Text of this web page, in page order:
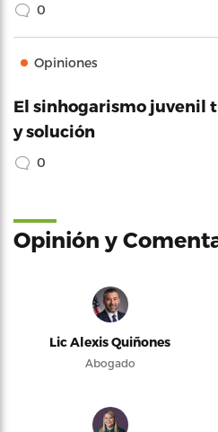
0
Opiniones
El sinhogarismo juvenil
y solución
0
Opinión y
Lic Alexis Quiñones
Abogado